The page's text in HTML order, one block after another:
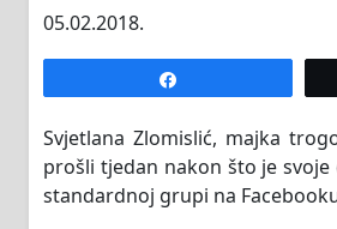
05.02.2018.
Svjetlana Zlomislić, majka
prošli tjedan nakon što je
standardnoj grupi na